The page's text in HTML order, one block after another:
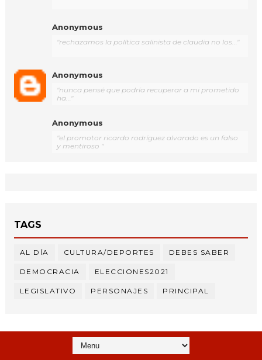
Anonymous
"rechazamos la política salinista de claudia no los..."
Anonymous
"nunca pensé que podría recuperar a mi prometido
ha..."
Anonymous
"el promotor ricardo rodríguez alvarado es un falso
y mentiroso "
TAGS
AL DÍA CULTURA/DEPORTES DEBES SABER
DEMOCRACIA ELECCIONES2021
LEGISLATIVO PERSONAJES PRINCIPAL